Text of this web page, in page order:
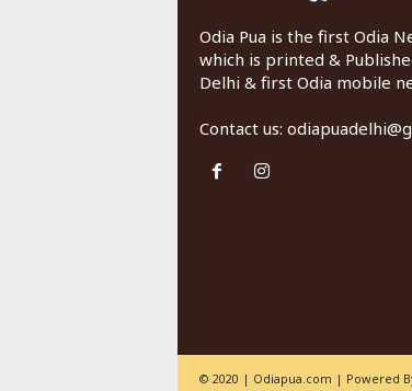
Odia Pua is the first Odia
which is printed &
Delhi & first Odia mobile
Contact us:
© 2020 | Odiapua.com | Powered